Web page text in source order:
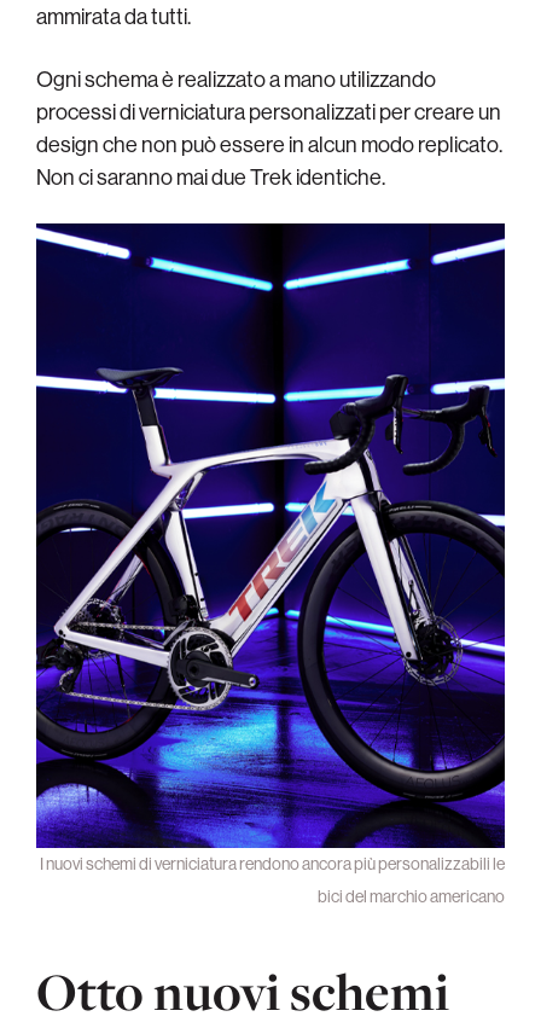
ammirata da tutti.
Ogni schema è realizzato a mano utilizzando
processi di verniciatura personalizzati per creare un
design che non può essere in alcun modo replicato.
Non ci saranno mai due Trek identiche.
I nuovi schemi di verniciatura rendono ancora più personalizzabili le
bici del marchio americano
Otto nuovi schemi